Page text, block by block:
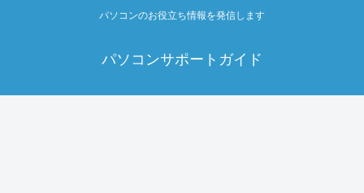
パソコンのお役立ち情報を発信します
パソコンサポートガイド